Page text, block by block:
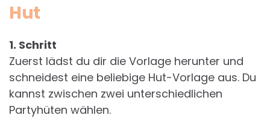
Hut
1. Schritt
Zuerst lädst du dir die Vorlage herunter und
schneidest eine beliebige Hut-Vorlage aus. Du
kannst zwischen zwei unterschiedlichen
Partyhüten wählen.